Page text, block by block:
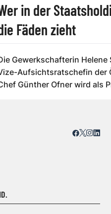
in der
Fäden zieht
Gewerkschafterin
Aufsichtsratschefin der
Günther Ofner wird als